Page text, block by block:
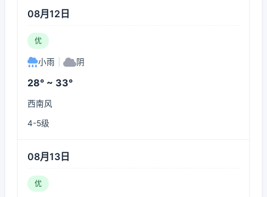
08月12日
优
小雨 阴
28° ~ 33°
西南风
4-5级
08月13日
优